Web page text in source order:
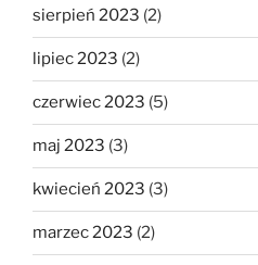
sierpień 2023 (2)
lipiec 2023 (2)
czerwiec 2023 (5)
maj 2023 (3)
kwiecień 2023 (3)
marzec 2023 (2)